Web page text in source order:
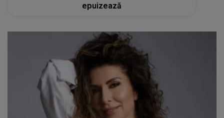
epuizează